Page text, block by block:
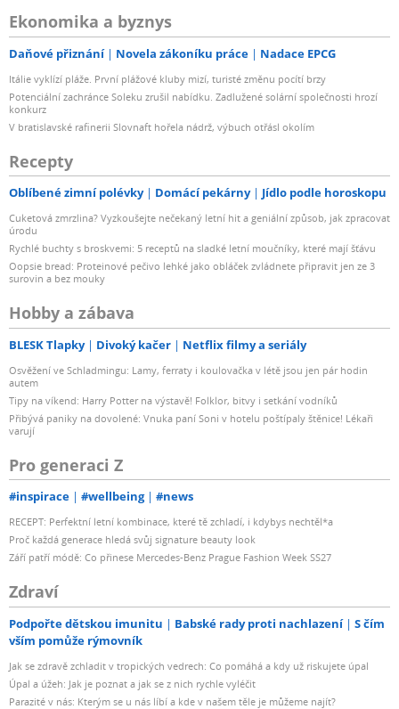
Ekonomika a byznys
Daňové přiznání Novela zákoníku práce Nadace EPCG
Itálie vyklízí pláže. První plážové kluby mizí, turisté změnu pocítí brzy
Potenciální zachránce Soleku zrušil nabídku. Zadlužené solární společnosti hrozí
konkurz
V bratislavské rafinerii Slovnaft hořela nádrž, výbuch otřásl okolím
Recepty
Oblíbené zimní polévky Domácí pekárny Jídlo podle horoskopu
Cuketová zmrzlina? Vyzkoušejte nečekaný letní hit a geniální způsob, jak zpracovat
úrodu
Rychlé buchty s broskvemi: 5 receptů na sladké letní moučníky, které mají šťávu
Oopsie bread: Proteinové pečivo lehké jako obláček zvládnete připravit jen ze 3
surovin a bez mouky
Hobby a zábava
BLESK Tlapky Divoký kačer Netflix filmy a seriály
Osvěžení ve Schladmingu: Lamy, ferraty i koulovačka v létě jsou jen pár hodin
autem
Tipy na víkend: Harry Potter na výstavě! Folklor, bitvy i setkání vodníků
Přibývá paniky na dovolené: Vnuka paní Soni v hotelu poštípaly štěnice! Lékaři
varují
Pro generaci Z
#inspirace #wellbeing #news
RECEPT: Perfektní letní kombinace, které tě zchladí, i kdybys nechtěl*a
Proč každá generace hledá svůj signature beauty look
Září patří módě: Co přinese Mercedes-Benz Prague Fashion Week SS27
Zdraví
Podpořte dětskou imunitu Babské rady proti nachlazení
S čím
vším pomůže rýmovník
Jak se zdravě zchladit v tropických vedrech: Co pomáhá a kdy už riskujete úpal
Úpal a úžeh: Jak je poznat a jak se z nich rychle vyléčit
Parazité v nás: Kterým se u nás líbí a kde v našem těle je můžeme najít?